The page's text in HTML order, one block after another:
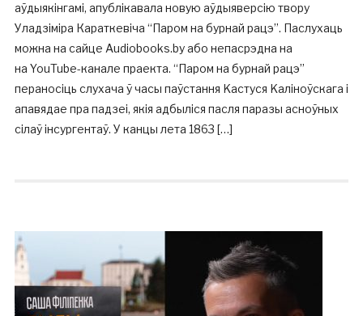
аўдыякінгамі, апублікавала новую аўдыяверсію твору
Уладзіміра Караткевіча “Паром на бурнай рацэ”. Паслухаць
можна на сайце Audiobooks.by або непасрэдна на
на YouTube-канале праекта. “Паром на бурнай рацэ”
пераносіць слухача ў часы паўстання Kacтycя Kaлiнoўcкaга і
апавядае пра падзеі, якія адбыліся пасля паразы асноўных
сілаў інсургентаў. У канцы лета 1863 […]